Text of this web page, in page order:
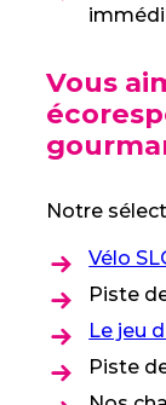
Vous
Notre
Vélo
Piste
Le jeu
Piste